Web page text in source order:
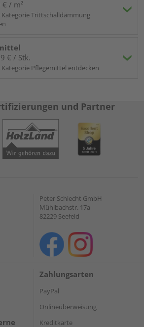
€ / m²
Kategorie Trittschalldämmung
€ / Stk.
Kategorie Pflegemittel entdecken
und Partner
Peter Schlecht GmbH
Mühlbachstr. 17a
82229 Seefeld
Zahlungsarten
PayPal
Onlineüberweisung
Kreditkarte